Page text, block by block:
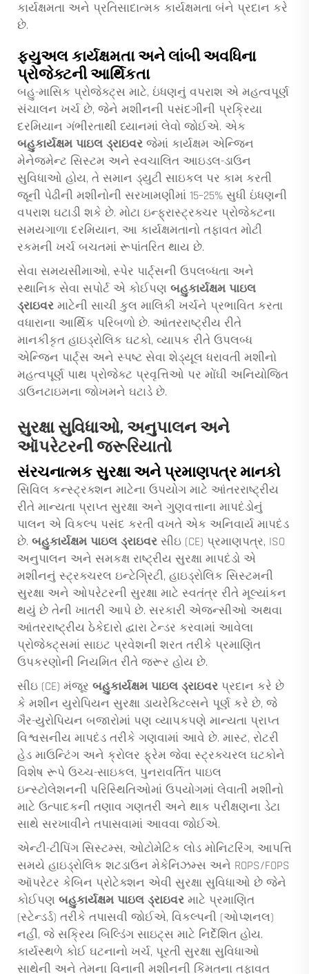
કાર્યક્ષમતા અને પ્રતિસાદાત્મક કાર્યક્ષમતા બંને પ્રદાન કરે
છે.
ફ્યુઅલ કાર્યક્ષમતા અને લાંબી અવધિના
પ્રોજેક્ટની આર્થિકતા
બહુ-માસિક પ્રોજેક્ટ્સ માટે, ઇંધણનું વપરાશ એ મહત્વપૂર્ણ
સંચાલન ખર્ચ છે, જેને મશીનની પસંદગીની પ્રક્રિયા
દરમિયાન ગંભીરતાથી ધ્યાનમાં લેવો જોઈએ. એક
બહુકાર્યક્ષમ પાઇલ ડ્રાઇવર જેમાં કાર્યક્ષમ એન્જિન
મેનેજમેન્ટ સિસ્ટમ અને સ્વચાલિત આઇડલ-ડાઉન
સુવિધાઓ હોય, તે સમાન ડ્યુટી સાઇકલ પર કામ કરતી
જૂની પેઢીની મશીનોની સરખામણીમાં 15–25% સુધી ઇંધણની
વપરાશ ઘટાડી શકે છે. મોટા ઇન્ફ્રાસ્ટ્રક્ચર પ્રોજેક્ટના
સમયગાળા દરમિયાન, આ કાર્યક્ષમતાનો તફાવત મોટી
રકમની ખર્ચ બચતમાં રૂપાંતરિત થાય છે.
સેવા સમયસીમાઓ, સ્પેર પાર્ટ્સની ઉપલબ્ધતા અને
સ્થાનિક સેવા સપોર્ટ એ કોઈપણ બહુકાર્યક્ષમ પાઇલ
ડ્રાઇવર માટેની સાચી કુલ માલિકી ખર્ચને પ્રભાવિત કરતા
વધારાના આર્થિક પરિબળો છે. આંતરરાષ્ટ્રીય રીતે
માનકીકૃત હાઇડ્રોલિક ઘટકો, વ્યાપક રીતે ઉપલબ્ધ
એન્જિન પાર્ટ્સ અને સ્પષ્ટ સેવા શેડ્યૂલ ધરાવતી મશીનો
મહત્વપૂર્ણ પાથ પ્રોજેક્ટ પ્રવૃત્તિઓ પર મોંઘી અનિયોજિત
ડાઉનટાઇમના જોખમને ઘટાડે છે.
સુરક્ષા સુવિધાઓ, અનુપાલન અને
ઑપરેટરની જરૂરિયાતો
સંરચનાત્મક સુરક્ષા અને પ્રમાણપત્ર માનકો
સિવિલ કન્સ્ટ્રક્શન માટેના ઉપયોગ માટે આંતરરાષ્ટ્રીય
રીતે માન્યતા પ્રાપ્ત સુરક્ષા અને ગુણવત્તાના માપદંડોનું
પાલન એ વિકલ્પ પસંદ કરતી વખતે એક અનિવાર્ય માપદંડ
છે. બહુકાર્યક્ષમ પાઇલ ડ્રાઇવર સીઇ (CE) પ્રમાણપત્ર, ISO
અનુપાલન અને સમકક્ષ રાષ્ટ્રીય સુરક્ષા માપદંડો એ
મશીનનું સ્ટ્રક્ચરલ ઇન્ટેગ્રિટી, હાઇડ્રોલિક સિસ્ટમની
સુરક્ષા અને ઓપરેટરની સુરક્ષા માટે સ્વતંત્ર રીતે મૂલ્યાંકન
થયું છે તેની ખાતરી આપે છે. સરકારી એજન્સીઓ અથવા
આંતરરાષ્ટ્રીય ઠેકેદારો દ્વારા ટેન્ડર કરવામાં આવેલા
પ્રોજેક્ટ્સમાં સાઇટ પ્રવેશની શરત તરીકે પ્રમાણિત
ઉપકરણોની નિયમિત રીતે જરૂર હોય છે.
સીઇ (CE) મંજૂર બહુકાર્યક્ષમ પાઇલ ડ્રાઇવર પ્રદાન કરે છે
કે મશીન યુરોપિયન સુરક્ષા ડાયરેક્ટિવ્સને પૂર્ણ કરે છે, જે
ગૈર-યુરોપિયન બજારોમાં પણ વ્યાપકપણે માન્યતા પ્રાપ્ત
વિશ્વસનીય માપદંડ તરીકે ગણવામાં આવે છે. માસ્ટ, રોટરી
હેડ માઉન્ટિંગ અને ક્રોલર ફ્રેમ જેવા સ્ટ્રક્ચરલ ઘટકોને
વિશેષ રૂપે ઉચ્ચ-સાઇકલ, પુનરાવર્તિત પાઇલ
ઇન્સ્ટોલેશનની પરિસ્થિતિઓમાં ઉપયોગમાં લેવાતી મશીનો
માટે ઉત્પાદકની તણાવ ગણતરી અને થાક પરીક્ષણના ડેટા
સાથે સરખાવીને તપાસવામાં આવવા જોઈએ.
એન્ટી-ટીપિંગ સિસ્ટમ્સ, ઓટોમેટિક લોડ મોનિટરિંગ, આપત્તિ
સમયે હાઇડ્રોલિક શટડાઉન મેકેનિઝમ્સ અને ROPS/FOPS
ઑપરેટર કેબિન પ્રોટેક્શન એવી સુરક્ષા સુવિધાઓ છે જેને
કોઈપણ બહુકાર્યક્ષમ પાઇલ ડ્રાઇવર માટે પ્રમાણિત
(સ્ટેન્ડર્ડ) તરીકે તપાસવી જોઈએ, વિકલ્પની (ઓપ્શનલ)
નહીં, જે સક્રિય બિલ્ડિંગ સાઇટ્સ માટે નિર્દેશિત હોય.
કાર્યસ્થળે કોઈ ઘટનાનો ખર્ચ, પૂરતી સુરક્ષા સુવિધાઓ
સાથેની અને તેમના વિનાની મશીનની કિંમતના તફાવત